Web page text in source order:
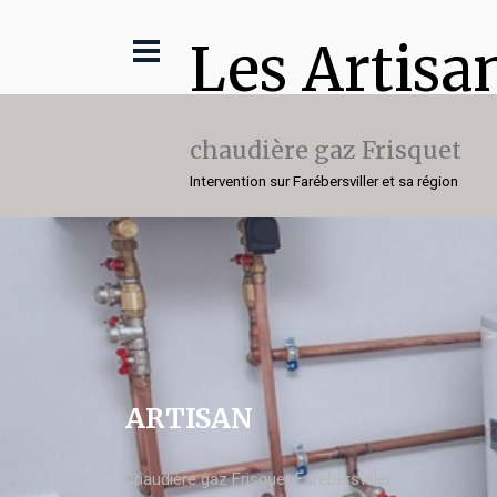
Les
chaudière gaz Frisquet
Intervention sur Farébersviller et sa région
ARTISAN
chaudière gaz Frisquet Farébersviller